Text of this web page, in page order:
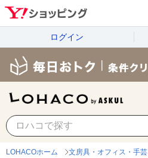
ログイン
LOHACOホーム 文房具・オフィス・手芸